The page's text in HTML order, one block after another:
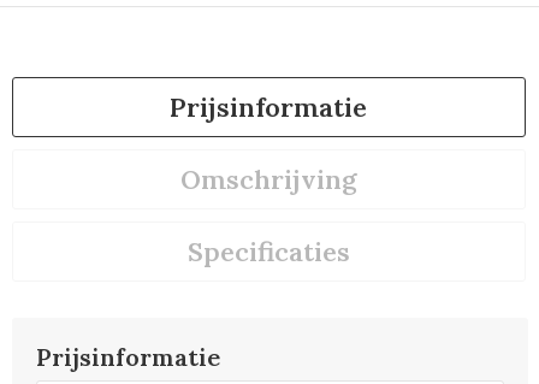
Prijsinformatie
Omschrijving
Specificaties
Prijsinformatie